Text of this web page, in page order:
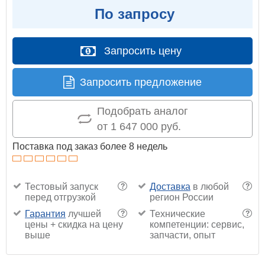
По запросу
Запросить цену
Запросить предложение
Подобрать аналог
от 1 647 000 руб.
Поставка под заказ более 8 недель
?
Тестовый запуск
перед отгрузкой
?
Доставка в любой
регион России
?
Гарантия лучшей
цены + скидка на цену
выше
?
Технические
компетенции: сервис,
запчасти, опыт